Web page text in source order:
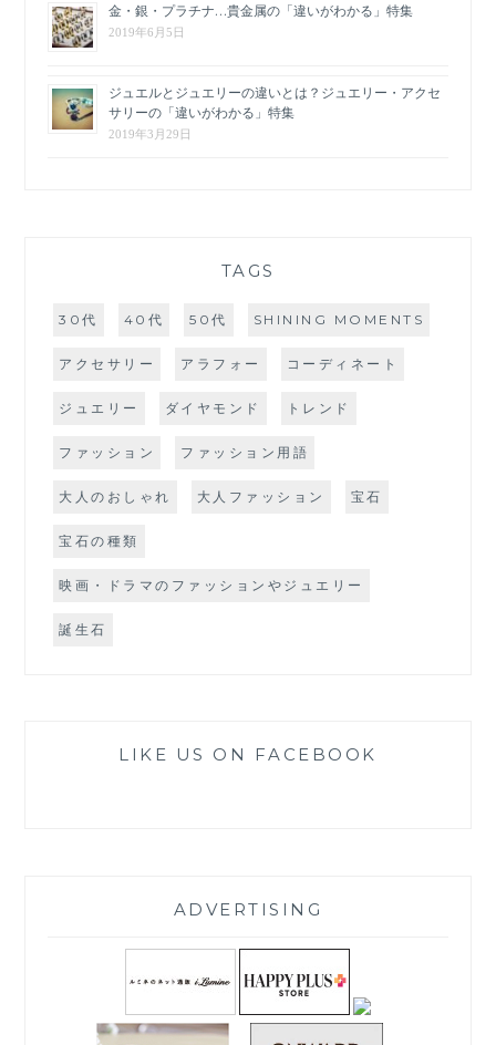
金・銀・プラチナ…貴金属の「違いがわかる」特集
2019年6月5日
ジュエルとジュエリーの違いとは？ジュエリー・アクセ
サリーの「違いがわかる」特集
2019年3月29日
TAGS
30代 40代 50代 SHINING MOMENTS
アクセサリー アラフォー コーディネート
ジュエリー ダイヤモンド トレンド
ファッション ファッション用語
大人のおしゃれ 大人ファッション 宝石
宝石の種類
映画・ドラマのファッションやジュエリー
誕生石
LIKE US ON FACEBOOK
ADVERTISING